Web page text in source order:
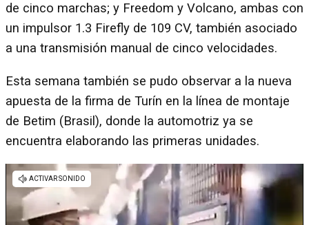
de cinco marchas; y Freedom y Volcano, ambas con
un impulsor 1.3 Firefly de 109 CV, también asociado
a una transmisión manual de cinco velocidades.
Esta semana también se pudo observar a la nueva
apuesta de la firma de Turín en la línea de montaje
de Betim (Brasil), donde la automotriz ya se
encuentra elaborando las primeras unidades.